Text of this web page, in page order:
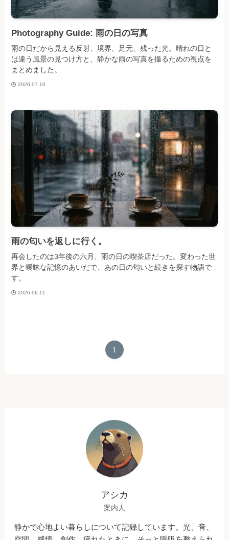
Photography Guide: 雨の日の写真
雨の日だから見える反射、境界、足元、残った光。晴れの日と
は違う風景の見つけ方と、静かな雨の写真を撮るための視点を
まとめました。
2026.07.10
雨の匂いを返しに行く。
再会したのは3年後の六月、雨の日の喫茶店だった。変わった世
界と曖昧な記憶のあいだで、あの日の匂いと続きを探す物語で
す。
2026.06.11
1
アシカ
案内人
静かで心地よい暮らしについて記録しています。光、音、